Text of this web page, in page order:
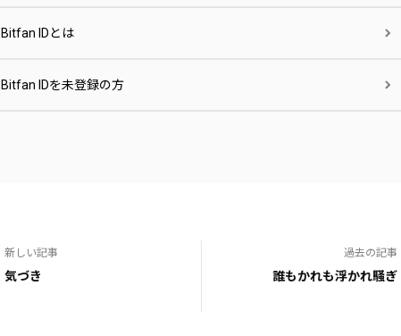
Bitfan IDとは
Bitfan IDを未登録の方
新しい記事
気づき
過去の記事
誰もかれも浮かれ騒ぎ